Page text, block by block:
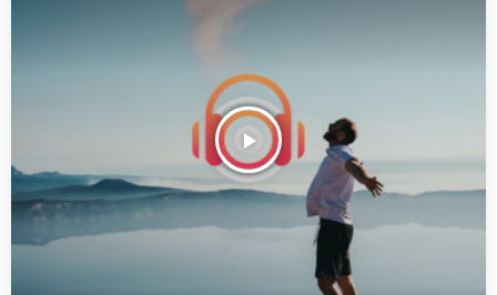
play_arrow